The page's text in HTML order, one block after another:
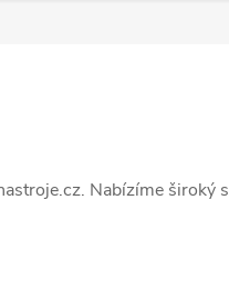
Nabízíme široký